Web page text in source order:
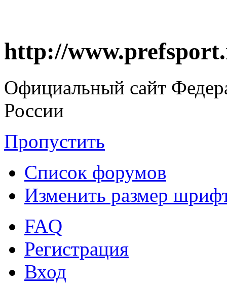
http://
Официальный сайт
России
Пропустить
Список форумов
Изменить размер
FAQ
Регистрация
Вход